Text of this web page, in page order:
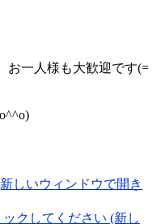
お一人様も大歓迎です(=
しいウィンドウで開き
クしてください (新し